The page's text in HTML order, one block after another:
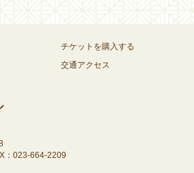
：023-664-2209
チケットを購入する
交通アクセス